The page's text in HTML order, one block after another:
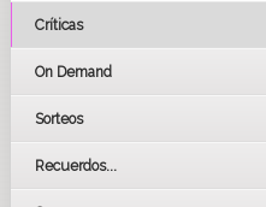
Críticas
On Demand
Sorteos
Recuerdos...